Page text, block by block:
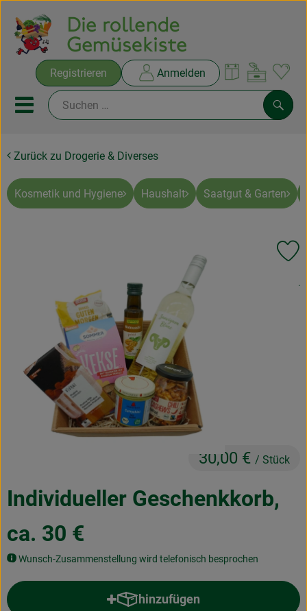
Registrieren Anmelden
Mobiles Menu öffnen oder
Ökokisten
Rezepte
Obst & Gemüse
Frisches
Naturkost
Getränke
Drogerie & Diverses
Lieferservice
Geschäftskunden
Zurück zu Drogerie & Diverses
Kosmetik und Hygiene Haushalt Saatgut & Garten
Individueller Geschenkkorb,
ca. 30 €
Wunsch-Zusammenstellung wird telefonisch besprochen
30,00 € / Stück
,
.
hinzufügen
Produkt zum Warenkorb